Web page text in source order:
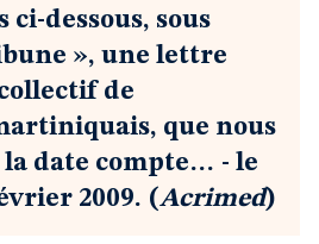
ci-dessous, sous
», une lettre
de
que nous
la date compte… - le
2009. (Acrimed)